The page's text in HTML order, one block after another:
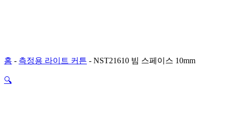
홈 - 측정용 라이트 커튼 - NST21610 빔 스페이스 10mm
🔍